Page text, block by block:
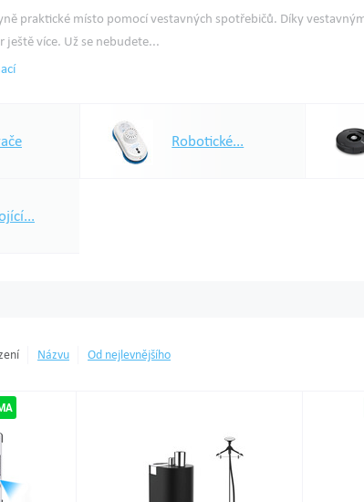
praktické místo pomocí vestavných spotřebičů. Díky
více. Už se nebudete...
Robotické...
Názvu Od nejlevnějšího